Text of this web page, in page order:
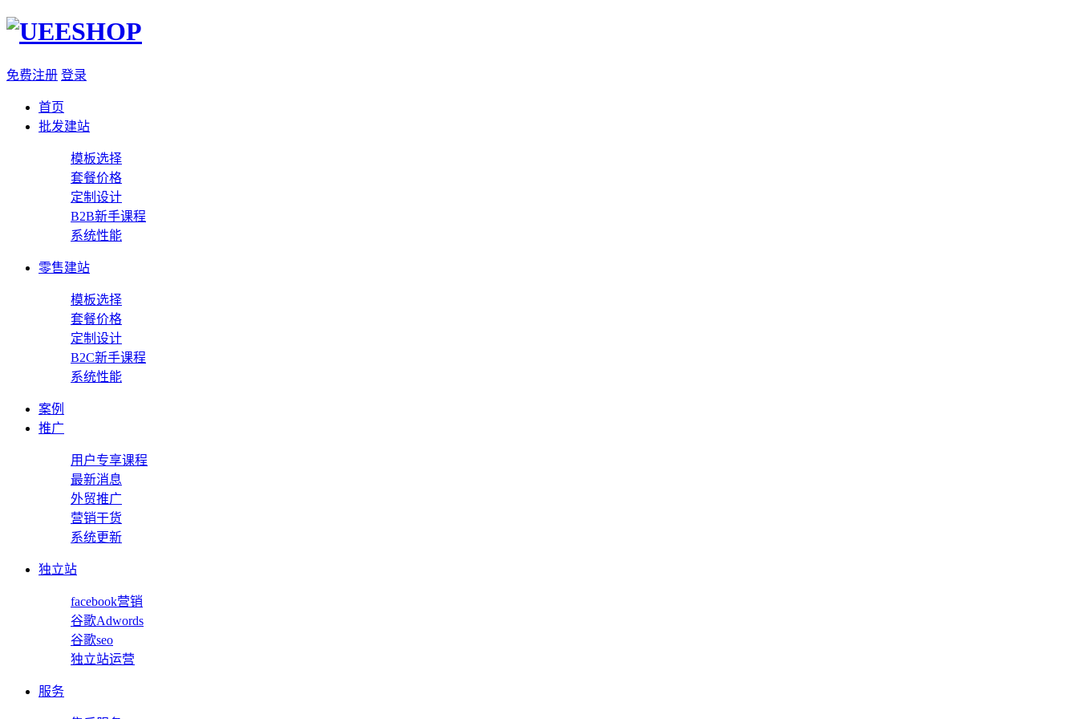
免费注册 登录
首页
批发建站
模板选择
套餐价格
定制设计
B2B新手课程
系统性能
零售建站
模板选择
套餐价格
定制设计
B2C新手课程
系统性能
案例
推广
用户专享课程
最新消息
外贸推广
营销干货
系统更新
独立站
facebook营销
谷歌Adwords
谷歌seo
独立站运营
服务